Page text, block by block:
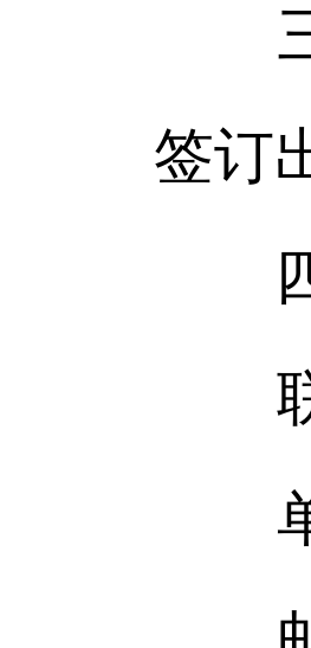
三
签订
四
联
单